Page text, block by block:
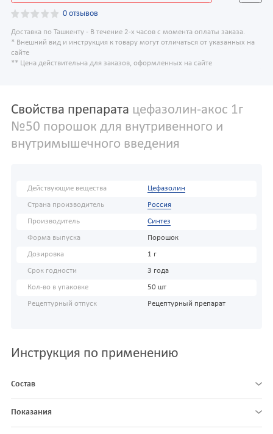
0 отзывов
Доставка по Ташкенту - В течение 2-х часов с момента оплаты заказа.
* Внешний вид и инструкция к товару могут отличаться от указанных на
сайте
** Цена действительна для заказов, оформленных на сайте
Свойства препарата цефазолин-акос 1г
№50 порошок для внутривенного и
внутримышечного введения
Действующие вещества Цефазолин
Страна производитель Россия
Производитель Синтез
Форма выпуска Порошок
Дозировка 1 г
Срок годности 3 года
Кол-во в упаковке 50 шт
Рецептурный отпуск Рецептурный препарат
Инструкция по применению
Состав
Показания